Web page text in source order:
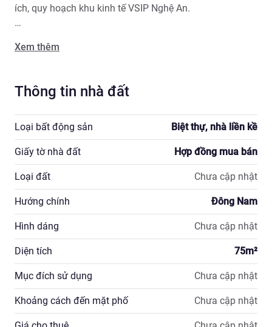
ích, quy hoạch khu kinh tế VSIP Nghệ An.
- Diện tích liền kề Shophouse: 75m2-115m2
Eurowindow Đông Vĩnh ) có thể kể đến như:
• Quảng trường trung tâm
• Vườn cảnh quan
• Khu vực thể thao ngoài trời.
• Không gian xanh, đường dạo, vườn hoa
• Quảng trường trung tâm
• Khu shophouse mua sắm
• Phòng tập gym, Spa
• Bể bơi 4 mùa
• Nhà hàng, quán cà phê
• Khu vui chơi trẻ em, tập thể dục
• Khu BBQ
• Bãi đỗ xe rộng rãi
Xem thêm
Thông tin nhà đất
Loại bất động sản Biệt thự, nhà liền kề
Giấy tờ nhà đất Hợp đồng mua bán
Loại đất Chưa cập nhật
Hướng chính Đông Nam
Hình dáng Chưa cập nhật
Diện tích 75m²
Mục đích sử dụng Chưa cập nhật
Khoảng cách đến mặt phố Chưa cập nhật